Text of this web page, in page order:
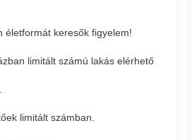
életformát keresők figyelem!
limitált számú lakás elérhető
limitált számban.